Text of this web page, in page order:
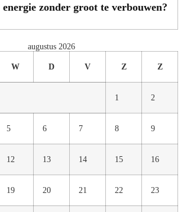
zonder groot te verbouwen?
augustus 2026
W D V Z Z
1 2
5 6 7 8 9
12 13 14 15 16
19 20 21 22 23